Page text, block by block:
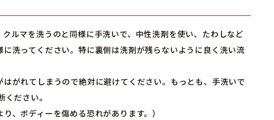
ルマを洗うのと同様に手洗いで、中性洗剤を使い、たわしなど
洗ってください。特に裏側は洗剤が残らないように良く洗い流
がれてしまうので絶対に避けてください。もっとも、手洗いで
ださい。
、ボディーを傷める恐れがあります。）